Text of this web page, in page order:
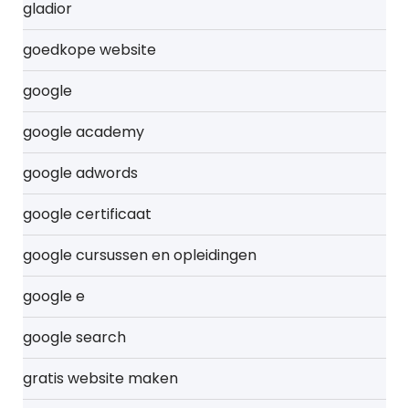
gladior
goedkope website
google
google academy
google adwords
google certificaat
google cursussen en opleidingen
google e
google search
gratis website maken